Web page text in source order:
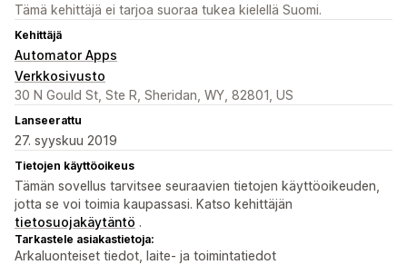
Tämä kehittäjä ei tarjoa suoraa tukea kielellä Suomi.
Kehittäjä
Automator Apps
Verkkosivusto
30 N Gould St, Ste R, Sheridan, WY, 82801, US
Lanseerattu
27. syyskuu 2019
Tietojen käyttöoikeus
Tämän sovellus tarvitsee seuraavien tietojen käyttöoikeuden,
jotta se voi toimia kaupassasi. Katso kehittäjän
tietosuojakäytäntö .
Tarkastele asiakastietoja:
Arkaluonteiset tiedot, laite- ja toimintatiedot